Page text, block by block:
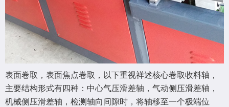
表面卷取，表面焦点卷取，以下重视祥述核心卷取收料轴，
主要结构形式有四种：中心气压滑差轴，气动侧压滑差轴，
机械侧压滑差轴，检测轴向间隙时，将轴移至一个极端位